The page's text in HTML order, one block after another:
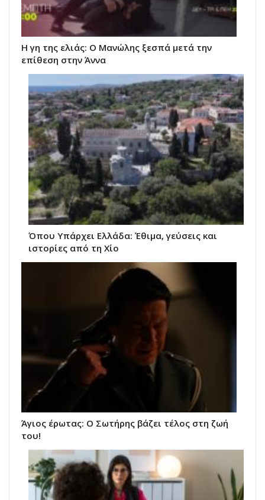
Η γη της ελιάς: Ο Μανώλης ξεσπά μετά την
επίθεση στην Άννα
Όπου Υπάρχει Ελλάδα: Έθιμα, γεύσεις και
ιστορίες από τη Χίο
Άγιος έρωτας: Ο Σωτήρης βάζει τέλος στη ζωή
του!